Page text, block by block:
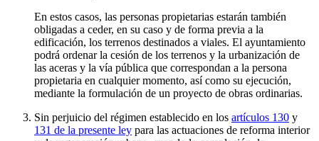
En estos casos, las personas propietarias estarán también
obligadas a ceder, en su caso y de forma previa a la
edificación, los terrenos destinados a viales. El ayuntamiento
podrá ordenar la cesión de los terrenos y la urbanización de
las aceras y la vía pública que correspondan a la persona
propietaria en cualquier momento, así como su ejecución,
mediante la formulación de un proyecto de obras ordinarias.
Sin perjuicio del régimen establecido en los artículos 130 y
131 de la presente ley para las actuaciones de reforma interior